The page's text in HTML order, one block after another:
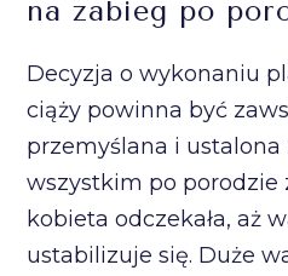
na zabieg po
Decyzja o wykonaniu
ciąży powinna być
przemyślana i ustalona
wszystkim po porodzie
kobieta odczekała, aż
ustabilizuje się. Duże